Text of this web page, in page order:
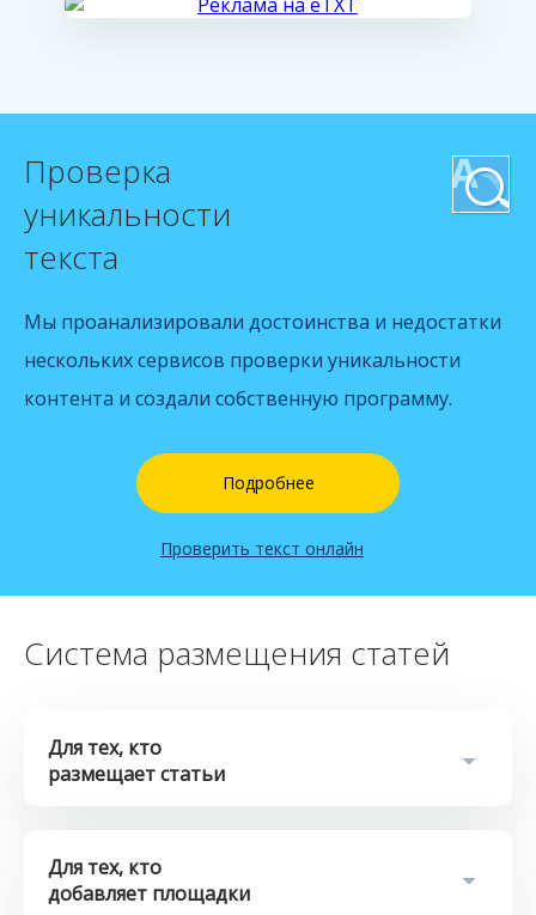
Проверка
уникальности
текста
Мы проанализировали достоинства и недостатки
нескольких сервисов проверки уникальности
контента и создали собственную программу.
Подробнее
Проверить текст онлайн
Система размещения статей
Для тех, кто
размещает статьи
Публикация текстов на форумах, в социальных сетях и
блогах.
Для тех, кто
добавляет площадки